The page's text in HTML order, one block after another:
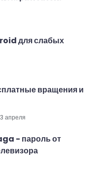
для слабых
вращения и
апреля
- пароль от